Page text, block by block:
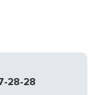
28-28